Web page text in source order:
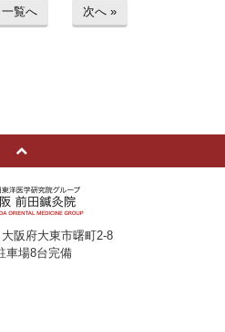
一覧へ 次へ »
阪府大東市曙町2-8
車場8台完備